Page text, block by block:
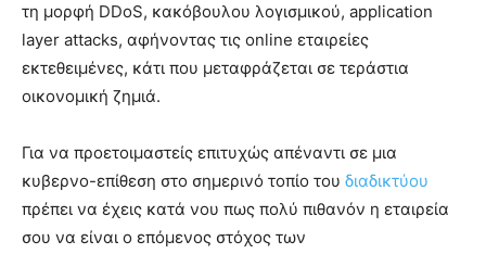
τη μορφή DDoS, κακόβουλου λογισμικού, application
layer attacks, αφήνοντας τις online εταιρείες
εκτεθειμένες, κάτι που μεταφράζεται σε τεράστια
οικονομική ζημιά.
Για να προετοιμαστείς επιτυχώς απέναντι σε μια
κυβερνο-επίθεση στο σημερινό τοπίο του διαδικτύου
πρέπει να έχεις κατά νου πως πολύ πιθανόν η εταιρεία
σου να είναι ο επόμενος στόχος των